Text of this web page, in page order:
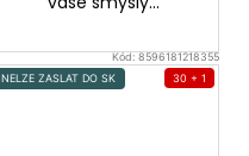
Kód:8596181218355
NELZE ZASLAT DO SK
30 + 1